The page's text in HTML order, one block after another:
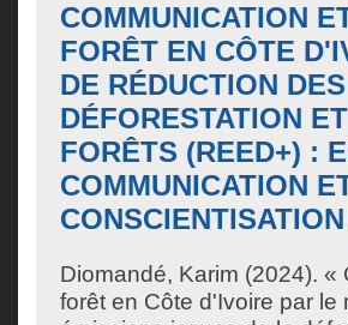
COMMUNICATION
FORÊT EN CÔTE
DE RÉDUCTION
DÉFORESTATION
FORÊTS (REED+) :
COMMUNICATION
Diomandé, Karim (2024). «
forêt en Côte d'Ivoire par